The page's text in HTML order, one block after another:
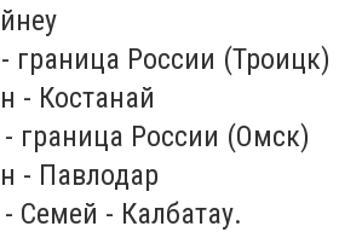
граница России (Троицк)
- Костанай
граница России (Омск)
- Павлодар
Семей - Калбатау.